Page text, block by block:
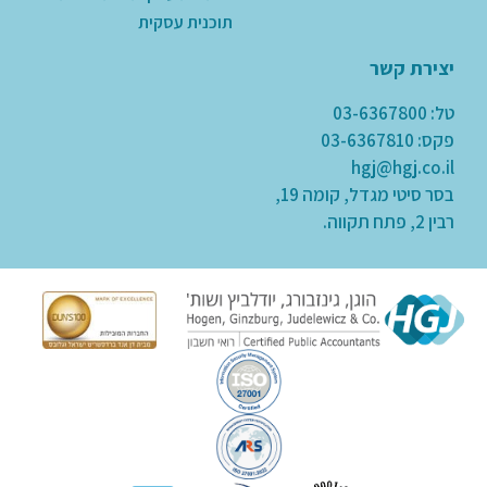
תוכנית עסקית
יצירת קשר
טל: 03-6367800
פקס: 03-6367810
hgj@hgj.co.il
בסר סיטי מגדל, קומה 19,
רבין 2, פתח תקווה.